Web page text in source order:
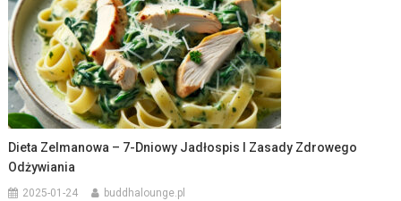
Dieta Zelmanowa – 7-Dniowy Jadłospis I Zasady Zdrowego
Odżywiania
2025-01-24 buddhalounge.pl